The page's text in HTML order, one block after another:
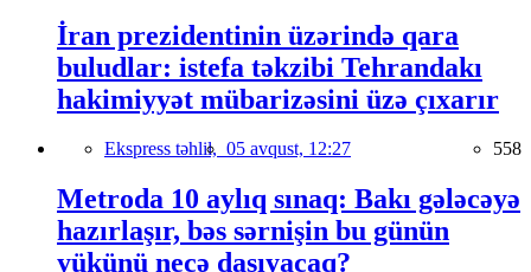
İran prezidentinin üzərində qara
buludlar: istefa təkzibi Tehrandakı
hakimiyyət mübarizəsini üzə çıxarır
Ekspress təhlil, 05 avqust, 12:27 558
Metroda 10 aylıq sınaq: Bakı gələcəyə
hazırlaşır, bəs sərnişin bu günün
yükünü necə daşıyacaq?